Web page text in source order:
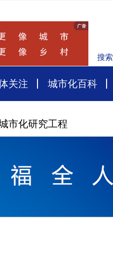
搜索
关注 城市化百科
市化研究工程